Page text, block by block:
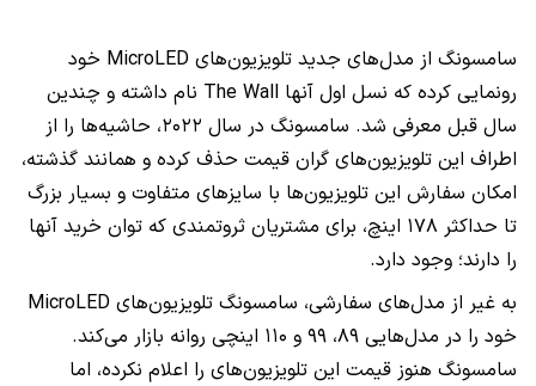
سامسونگ از مدل‌های جدید تلویزیون‌های MicroLED خود
رونمایی کرده که نسل اول آنها The Wall ‌ نام داشته و چندین
سال قبل معرفی شد. سامسونگ در سال ۲۰۲۲، حاشیه‌ها را از
اطراف این تلویزیون‌های گران قیمت حذف کرده و همانند گذشته،
امکان سفارش این تلویزیون‌ها با سایز‌های متفاوت و بسیار بزرگ
تا حداکثر ۱۷۸ اینچ، برای مشتریان ثروتمندی که توان خرید آنها
را دارند؛ وجود دارد.
به غیر از مدل‌های سفارشی، سامسونگ تلویزیون‌های MicroLED
خود را در مدل‌هایی ۸۹، ۹۹ و ۱۱۰ اینچی روانه بازار می‌کند.
سامسونگ هنوز قیمت این تلویزیون‌های را اعلام نکرده، اما